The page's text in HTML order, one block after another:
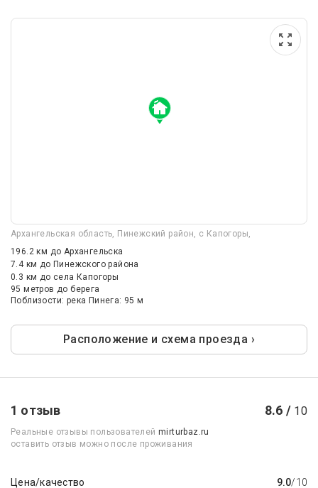
Архангельская область, Пинежский район, с Капогоры,
196.2 км до Архангельска
7.4 км до Пинежского района
0.3 км до села Капогоры
95 метров до берега
Поблизости: река Пинега: 95 м
Расположение и схема проезда ›
1 отзыв 8.6 / 10
Реальные отзывы пользователейmirturbaz.ru
оставить отзыв можно после проживания
Цена/качество 9.0/10